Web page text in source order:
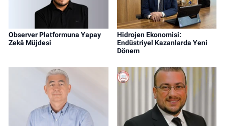
Observer Platformuna Yapay
Zekâ Müjdesi
Hidrojen Ekonomisi:
Endüstriyel Kazanlarda Yeni
Dönem